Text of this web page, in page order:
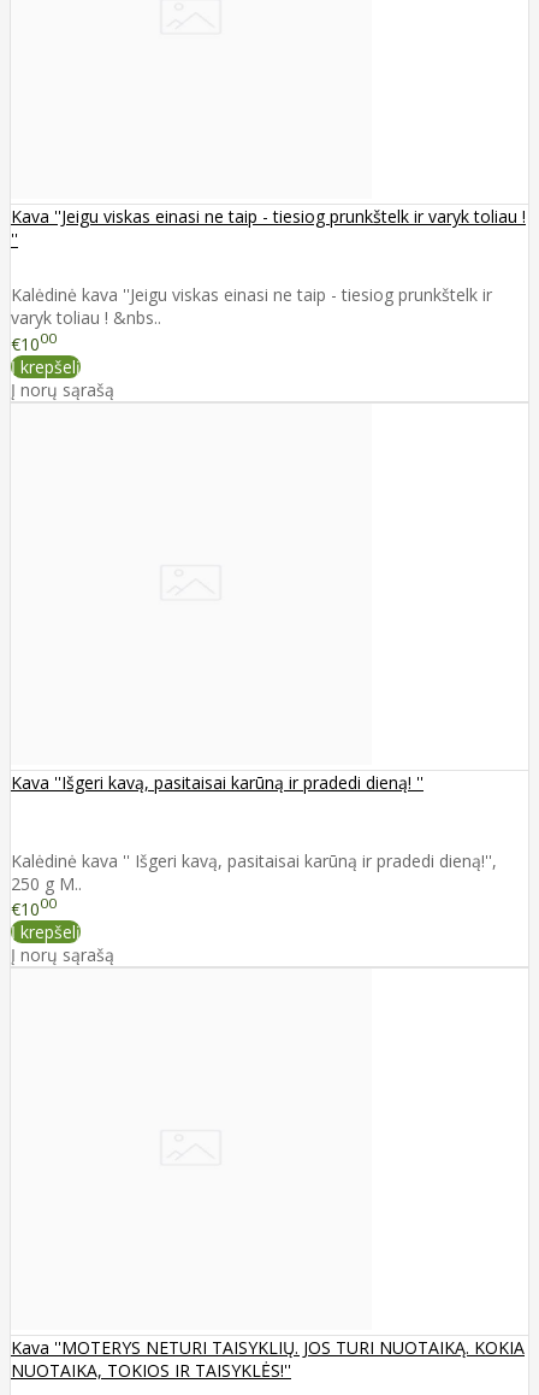
Kava ''Jeigu viskas einasi ne taip - tiesiog prunkštelk ir varyk toliau !
''
Kalėdinė kava ''Jeigu viskas einasi ne taip - tiesiog prunkštelk ir
varyk toliau ! &nbs..
€1000
Į krepšelį
Į norų sąrašą
Kava ''Išgeri kavą, pasitaisai karūną ir pradedi dieną! ''
Kalėdinė kava '' Išgeri kavą, pasitaisai karūną ir pradedi dieną!'',
250 g M..
€1000
Į krepšelį
Į norų sąrašą
Kava ''MOTERYS NETURI TAISYKLIŲ. JOS TURI NUOTAIKĄ. KOKIA
NUOTAIKA, TOKIOS IR TAISYKLĖS!''